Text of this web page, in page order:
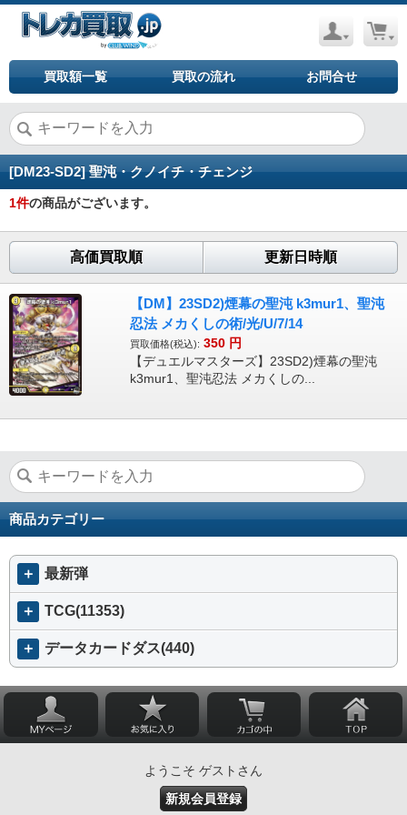
買取額一覧 買取の流れ お問合せ
[DM23-SD2] 聖沌・クノイチ・チェンジ
1件の商品がございます。
高価買取順 更新日時順
【DM】23SD2)煙幕の聖沌 k3mur1、聖沌
忍法 メカくしの術/光/U/7/14
買取価格(税込): 350 円
【デュエルマスターズ】23SD2)煙幕の聖沌
k3mur1、聖沌忍法 メカくしの...
商品カテゴリー
＋ 最新弾
＋ TCG(11353)
＋ データカードダス(440)
ようこそ ゲストさん
新規会員登録